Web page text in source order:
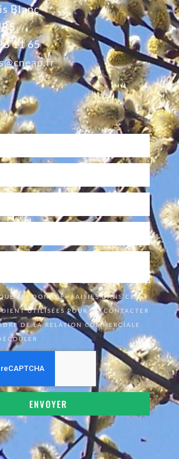
Blanc
11 65
LES DONNÉES SAISIES DANS CE
UTILISÉES POUR ME CONTACTER
DE LA RELATION COMMERCIALE
ENVOYER